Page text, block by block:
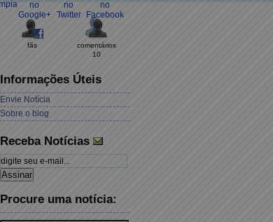
fãs
comentários
10
Informações Úteis
Envie Notícia
Sobre o blog
Receba Notícias
Procure uma notícia: